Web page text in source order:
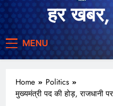
हर
MENU
Home
Politics
मुख्यमंत्री पद की होड़, राजधानी